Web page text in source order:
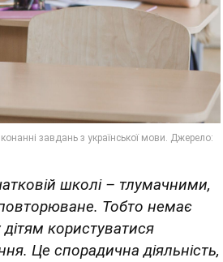
школі – тлумачними,
Тобто немає
користуватися
Це спорадична діяльність,